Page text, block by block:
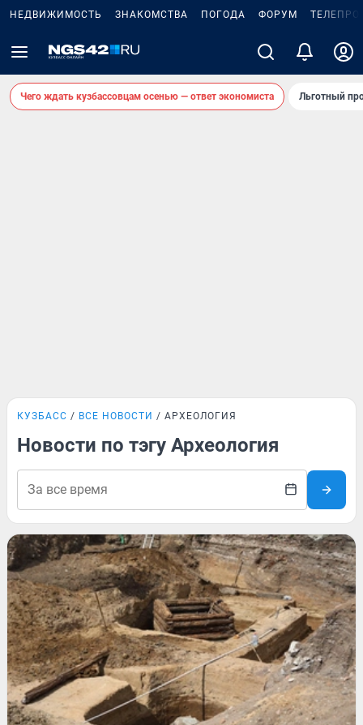
НЕДВИЖИМОСТЬ ЗНАКОМСТВА ПОГОДА ФОРУМ
Чего ждать кузбассовцам осенью — ответ экономиста Льготный
КУЗБАСС ВСЕ НОВОСТИ АРХЕОЛОГИЯ
Новости по тэгу Археология